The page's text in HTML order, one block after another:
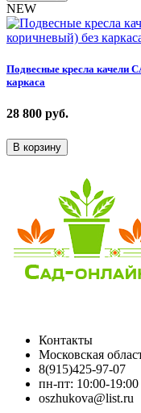
NEW
Подвесные кресла качели
каркаса
28 800 руб.
В корзину
Контакты
Московская
8(915)425-97-07
пн-пт: 10:00-19:00
oszhukova@list.ru